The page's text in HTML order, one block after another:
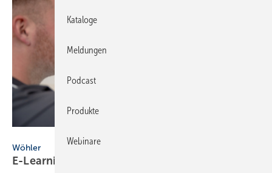
Wöhler
E-Learning Plattform
Kataloge
Meldungen
Podcast
Produkte
Webinare